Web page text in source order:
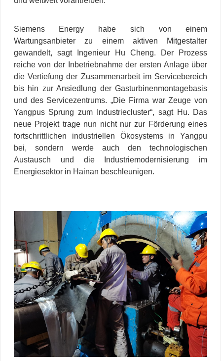
Siemens Energy habe sich von einem
Wartungsanbieter zu einem aktiven Mitgestalter
gewandelt, sagt Ingenieur Hu Cheng. Der Prozess
reiche von der Inbetriebnahme der ersten Anlage über
die Vertiefung der Zusammenarbeit im Servicebereich
bis hin zur Ansiedlung der Gasturbinenmontagebasis
und des Servicezentrums. „Die Firma war Zeuge von
Yangpus Sprung zum Industriecluster“, sagt Hu. Das
neue Projekt trage nun nicht nur zur Förderung eines
fortschrittlichen industriellen Ökosystems in Yangpu
bei, sondern werde auch den technologischen
Austausch und die Industriemodernisierung im
Energiesektor in Hainan beschleunigen.